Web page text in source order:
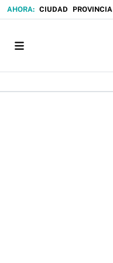
CIUDAD PROVINCIA